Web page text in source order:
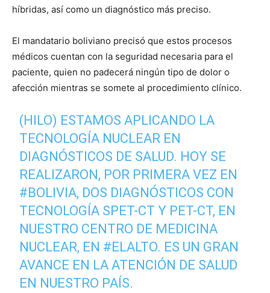
híbridas, así como un diagnóstico más preciso.
El mandatario boliviano precisó que estos procesos
médicos cuentan con la seguridad necesaria para el
paciente, quien no padecerá ningún tipo de dolor o
afección mientras se somete al procedimiento clínico.
(HILO) ESTAMOS APLICANDO LA
TECNOLOGÍA NUCLEAR EN
DIAGNÓSTICOS DE SALUD. HOY SE
REALIZARON, POR PRIMERA VEZ EN
#BOLIVIA, DOS DIAGNÓSTICOS CON
TECNOLOGÍA SPET-CT Y PET-CT, EN
NUESTRO CENTRO DE MEDICINA
NUCLEAR, EN #ELALTO. ES UN GRAN
AVANCE EN LA ATENCIÓN DE SALUD
EN NUESTRO PAÍS.